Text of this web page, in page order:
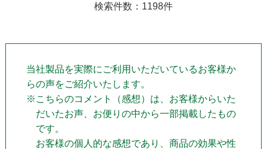
検索件数：1198件
当社製品を実際にご利用いただいているお客様か
らの声をご紹介いたします。
※こちらのコメント（感想）は、お客様からいた
だいたお声、お便りの中から一部掲載したもの
です。
お客様の個人的な感想であり、商品の効果や性